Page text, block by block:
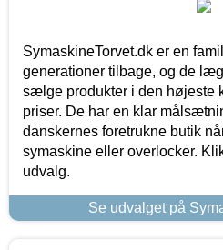
SymaskineTorvet.dk er en
generationer tilbage, og de
sælge produkter i den højeste
priser. De har en klar
danskernes foretrukne butik
symaskine eller overlocker.
udvalg.
Se udvalget på